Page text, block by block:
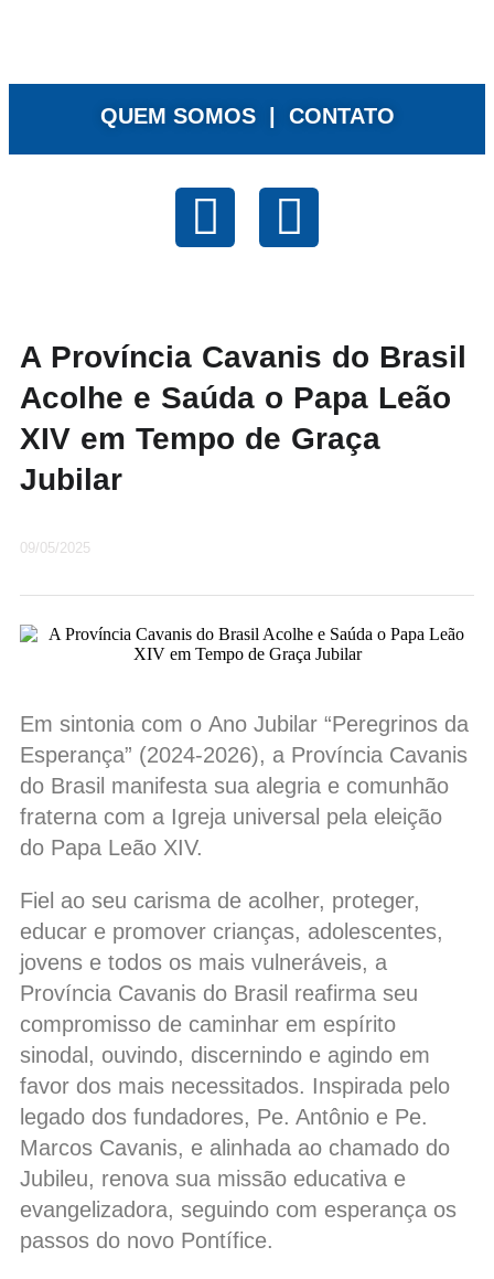
QUEM SOMOS | CONTATO
A Província Cavanis do Brasil
Acolhe e Saúda o Papa Leão
XIV em Tempo de Graça
Jubilar
09/05/2025
Em sintonia com o Ano Jubilar “Peregrinos da
Esperança” (2024-2026), a Província Cavanis
do Brasil manifesta sua alegria e comunhão
fraterna com a Igreja universal pela eleição
do Papa Leão XIV.
Fiel ao seu carisma de acolher, proteger,
educar e promover crianças, adolescentes,
jovens e todos os mais vulneráveis, a
Província Cavanis do Brasil reafirma seu
compromisso de caminhar em espírito
sinodal, ouvindo, discernindo e agindo em
favor dos mais necessitados. Inspirada pelo
legado dos fundadores, Pe. Antônio e Pe.
Marcos Cavanis, e alinhada ao chamado do
Jubileu, renova sua missão educativa e
evangelizadora, seguindo com esperança os
passos do novo Pontífice.